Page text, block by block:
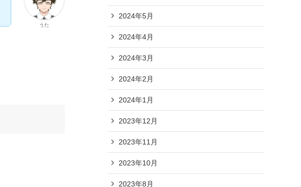
うた
2024年5月
2024年4月
2024年3月
2024年2月
2024年1月
2023年12月
2023年11月
2023年10月
2023年8月